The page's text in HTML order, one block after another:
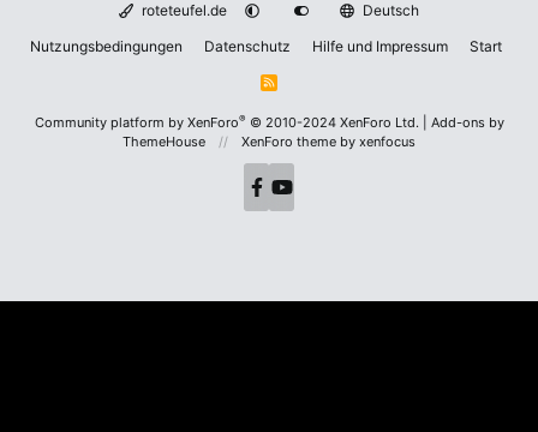
roteteufel.de
Deutsch
Nutzungsbedingungen
Datenschutz Hilfe und Impressum Start
R
Community platform by XenForo® © 2010-2024 XenForo Ltd.
Add-ons by
ThemeHouse
XenForo theme by xenfocus